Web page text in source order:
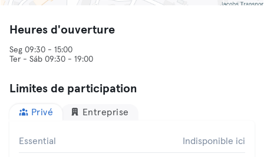
Heures d'ouverture
Seg 09:30 - 15:00
Ter - Sáb 09:30 - 19:00
Limites de participation
Privé Entreprise
Essential Indisponible ici